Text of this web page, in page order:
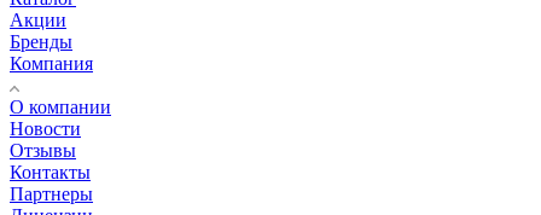
Акции
Бренды
Компания
О компании
Новости
Отзывы
Контакты
Партнеры